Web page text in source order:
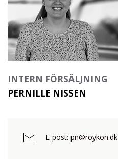
INTERN FÖRSÄLJNING
PERNILLE NISSEN
E-post: pn@roykon.dk